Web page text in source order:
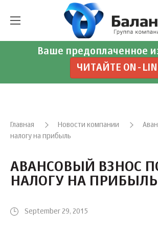
Ваше предоплаченное
ЧИТАЙТЕ ON-
Главная Новости компании
налогу на прибыль
АВАНСОВЫЙ ВЗНОС
НАЛОГУ НА ПРИБЫЛЬ
September 29, 2015